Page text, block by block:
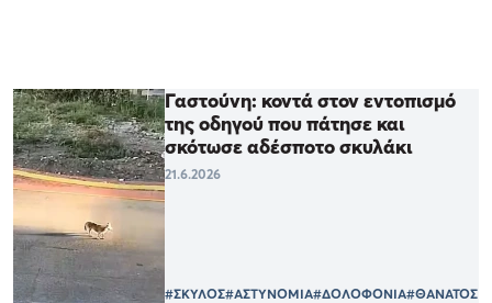
Γαστούνη: κοντά στον εντοπισμό
της οδηγού που πάτησε και
σκότωσε αδέσποτο σκυλάκι
21.6.2026
#ΣΚΥΛΟΣ#ΑΣΤΥΝΟΜΙΑ#ΔΟΛΟΦΟΝΙΑ#ΘΑΝΑΤΟΣ